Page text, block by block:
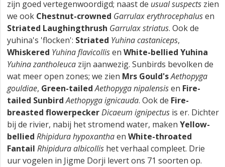
zijn goed vertegenwoordigd; naast de usual suspects zien
we ook Chestnut-crowned Garrulax erythrocephalusen
Striated Laughingthrush Garrulax striatus. Ook de
yuhina's 'flocken': Striated Yuhina castaniceps,
Whiskered Yuhina flavicollisen White-bellied Yuhina
Yuhina zantholeuca zijn aanwezig. Sunbirds bevolken de
wat meer open zones; we zien Mrs Gould'sAethopyga
gouldiae, Green-tailed Aethopyga nipalensisen Fire-
tailed Sunbird Aethopyga ignicauda. Ook de Fire-
breasted flowerpeckerDicaeum ignipectus is er. Dichter
bij de rivier, nabij het stromend water, maken Yellow-
bellied Rhipidura hypoxanthaen White-throated
Fantail Rhipidura albicollis het verhaal compleet. Drie
uur vogelen in Jigme Dorji levert ons 71 soorten op.